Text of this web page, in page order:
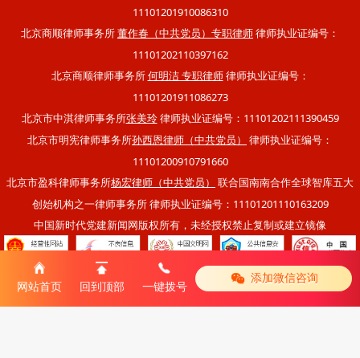
11101201910086310
北京商顺律师事务所 董作春（中共党员）专职律师 律师执业证编号：
11101202110397162
北京商顺律师事务所 何明洁 专职律师律师执业证编号：
11101201911086273
北京市中淇律师事务所张美玲律师执业证编号：11101202111390459
北京市明宪律师事务所孙西恩律师（中共党员）
律师执业证编号：
11101200910791660
北京市盈科律师事务所杨宏律师（中共党员）
联合国南南合作全球智库五大
创始机构之一律师事务所 律师执业证编号：11101201110163209
中国新时代党建新闻网版权所有，未经授权禁止复制或建立镜像
移动版|电脑版
网站首页 回到顶部 一键拨号
添加微信咨询